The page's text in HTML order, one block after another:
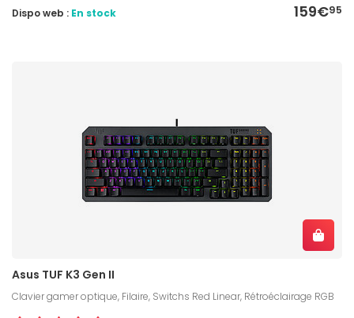
159€95
Dispo web : En stock
Asus TUF K3 Gen II
Clavier gamer optique, Filaire, Switchs Red Linear, Rétroéclairage RGB